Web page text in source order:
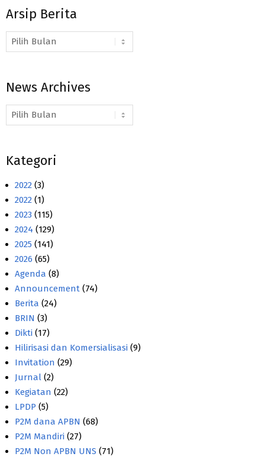
Arsip Berita
Arsip
Berita
News Archives
News
Archives
Kategori
2022 (3)
2022 (1)
2023 (115)
2024 (129)
2025 (141)
2026 (65)
Agenda (8)
Announcement (74)
Berita (24)
BRIN (3)
Dikti (17)
Hilirisasi dan Komersialisasi (9)
Invitation (29)
Jurnal (2)
Kegiatan (22)
LPDP (5)
P2M dana APBN (68)
P2M Mandiri (27)
P2M Non APBN UNS (71)